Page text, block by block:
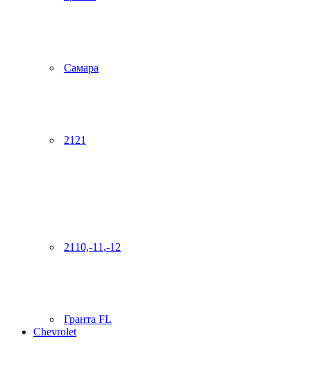
Самара
2121
2110,-11,-12
Гранта FL
Chevrolet